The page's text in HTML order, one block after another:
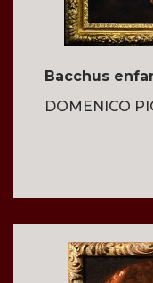
Bacchus
DOMENICO